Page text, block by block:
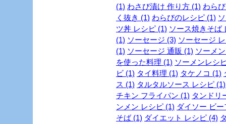
(1) わさび漬け 作り方 (1) わら
く抜き (1) わらびのレシピ (1)
ツ丼 レシピ (1) ソース焼きそば
(1) ソーセージ (3) ソーセージ
(1) ソーセージ 通販 (1) ソーメ
を使った料理 (1) ソーメンレシ
ビ (1) タイ料理 (1) タケノコ (1)
ス (1) タルタルソース レシピ (1)
チキン フライパン (1) タンドリ
ンメン レシピ (1) ダイソー ビ
そば (1) ダイエット レシピ (4)